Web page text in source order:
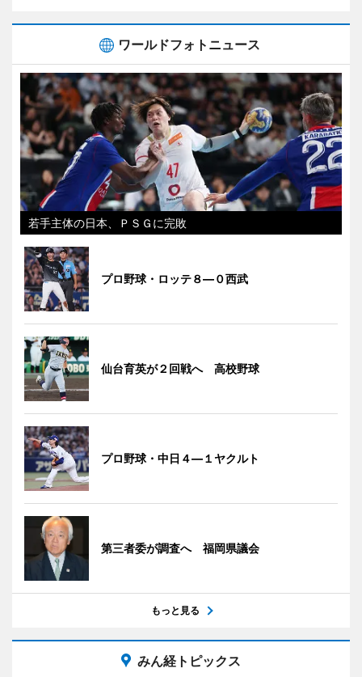
ワールドフォトニュース
若手主体の日本、ＰＳＧに完敗
プロ野球・ロッテ８―０西武
仙台育英が２回戦へ 高校野球
プロ野球・中日４―１ヤクルト
第三者委が調査へ 福岡県議会
もっと見る
みん経トピックス